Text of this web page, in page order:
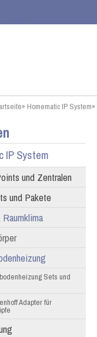
» Homematic IP System»
IP System
und Zentralen
und Pakete
Sets und
Adapter für